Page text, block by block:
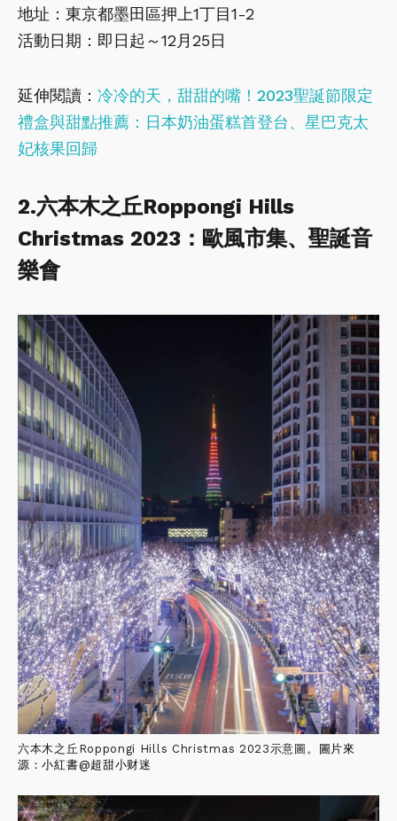
地址：東京都墨田區押上1丁目1-2
活動日期：即日起～12月25日
延伸閱讀： 冷冷的天，甜甜的嘴！2023聖誕節限定
禮盒與甜點推薦：日本奶油蛋糕首登台、星巴克太
妃核果回歸
2.六本木之丘Roppongi Hills
Christmas 2023：歐風市集、聖誕音
樂會
六本木之丘Roppongi Hills Christmas 2023示意圖。
圖片來
源：小紅書@超甜小财迷